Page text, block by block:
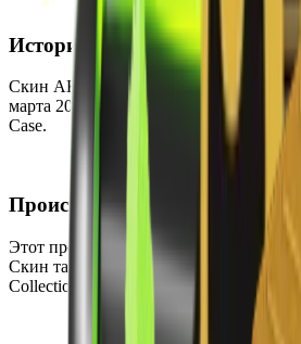
История
Скин AK-47 | Bloodsport был впервые
марта 2017 года. Он был выпущен как
Case.
Происхождение
Этот предмет можно получить, открыв
Скин также является частью
Collection.